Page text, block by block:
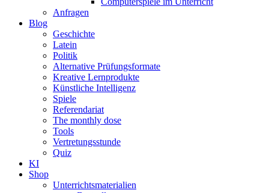
Anfragen
Blog
Geschichte
Latein
Politik
Alternative Prüfungsformate
Kreative Lernprodukte
Künstliche Intelligenz
Spiele
Referendariat
The monthly dose
Tools
Vertretungsstunde
Quiz
KI
Shop
Unterrichtsmaterialien